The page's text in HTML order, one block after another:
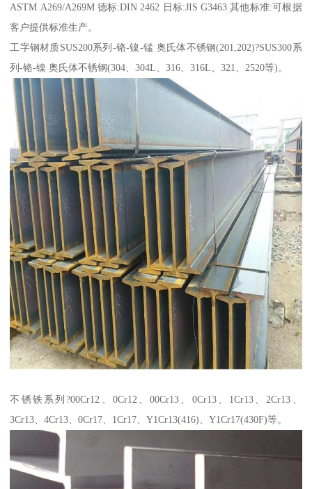
ASTM A269/A269M 德标:DIN 2462 日标:JIS G3463 其他标准:可根据
客户提供标准生产。
工字钢材质SUS200系列-铬-镍-锰 奥氏体不锈钢(201,202)?SUS300系
列-铬-镍 奥氏体不锈钢(304、304L、316、316L、321、2520等)。
不锈铁系列?00Cr12、0Cr12、00Cr13、0Cr13、1Cr13、2Cr13、
3Cr13、4Cr13、0Cr17、1Cr17、Y1Cr13(416)、Y1Cr17(430F)等。